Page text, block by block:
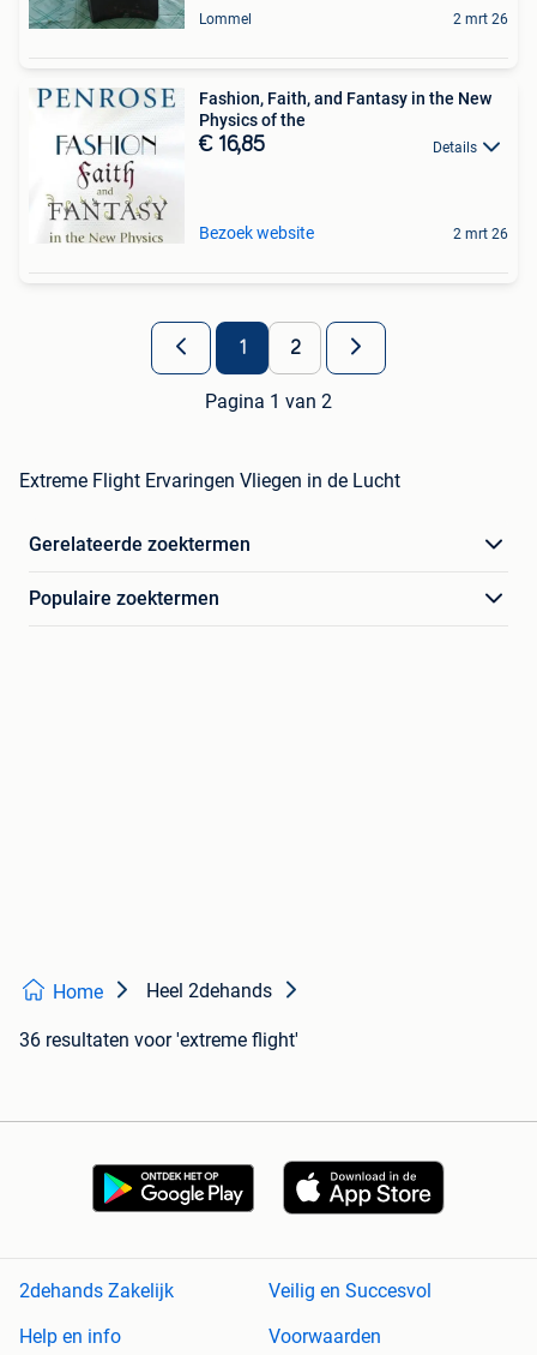
Lommel 2 mrt 26
Fashion, Faith, and Fantasy in the New
Physics of the
€ 16,85 Details
Bezoek website 2 mrt 26
1 2
Pagina 1 van 2
Extreme Flight Ervaringen Vliegen in de Lucht
Gerelateerde zoektermen
Populaire zoektermen
Home Heel 2dehands
36 resultaten voor 'extreme flight'
2dehands Zakelijk
Veilig en Succesvol
Help en info
Voorwaarden